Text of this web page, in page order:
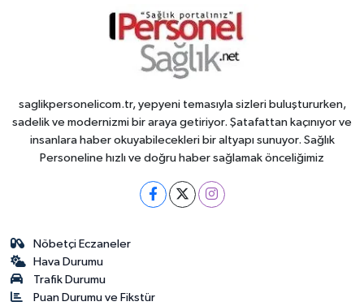
saglikpersonelicom.tr, yepyeni temasıyla sizleri buluştururken,
sadelik ve modernizmi bir araya getiriyor. Şatafattan kaçınıyor ve
insanlara haber okuyabilecekleri bir altyapı sunuyor. Sağlık
Personeline hızlı ve doğru haber sağlamak önceliğimiz
Nöbetçi Eczaneler
Hava Durumu
Trafik Durumu
Puan Durumu ve Fikstür